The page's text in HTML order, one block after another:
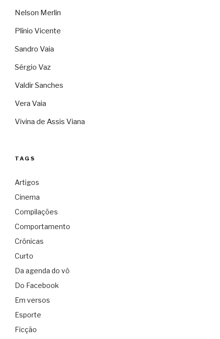
Nelson Merlin
Plínio Vicente
Sandro Vaia
Sérgio Vaz
Valdir Sanches
Vera Vaia
Vivina de Assis Viana
TAGS
Artigos
Cinema
Compilações
Comportamento
Crônicas
Curto
Da agenda do vô
Do Facebook
Em versos
Esporte
Ficção